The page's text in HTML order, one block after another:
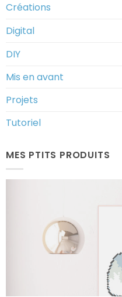
Créations
Digital
DIY
Mis en avant
Projets
Tutoriel
MES PTITS PRODUITS